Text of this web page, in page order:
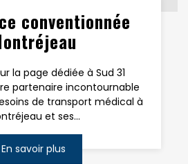
conventionnée
la page dédiée à Sud 31
partenaire incontournable
de transport médical à
et ses...
En savoir plus